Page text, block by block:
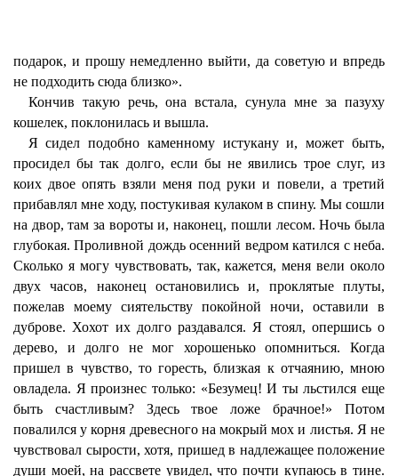
подарок, и прошу немедленно выйти, да советую и впредь
не подходить сюда близко».
Кончив такую речь, она встала, сунула мне за пазуху
кошелек, поклонилась и вышла.
Я сидел подобно каменному истукану и, может быть,
просидел бы так долго, если бы не явились трое слуг, из
коих двое опять взяли меня под руки и повели, а третий
прибавлял мне ходу, постукивая кулаком в спину. Мы сошли
на двор, там за вороты и, наконец, пошли лесом. Ночь была
глубокая. Проливной дождь осенний ведром катился с неба.
Сколько я могу чувствовать, так, кажется, меня вели около
двух часов, наконец остановились и, проклятые плуты,
пожелав моему сиятельству покойной ночи, оставили в
дуброве. Хохот их долго раздавался. Я стоял, опершись о
дерево, и долго не мог хорошенько опомниться. Когда
пришел в чувство, то горесть, близкая к отчаянию, мною
овладела. Я произнес только: «Безумец! И ты льстился еще
быть счастливым? Здесь твое ложе брачное!» Потом
повалился у корня древесного на мокрый мох и листья. Я не
чувствовал сырости, хотя, пришед в надлежащее положение
души моей, на рассвете увидел, что почти купаюсь в тине.